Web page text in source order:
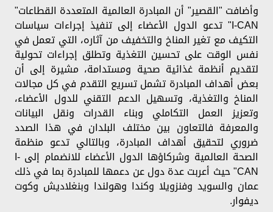
وأضافت "القصير" أن المبادرة العالمية المتعددة القطاعات"
I-CAN" تدعو الدول الأعضاء إلى تنفيذ إجراءات سياسات
التكيف مع تغير المناخ والتخفيف من آثاره، التي تعمل في
نفس الوقت على تحسين التغذية وتطلق إجراءات تحولية
لتقديم أنظمة غذائية صحية ومستدامة، مشيرة إلى أن
بعض أهداف المبادرة تشمل تسريع التقدم في كل مجالات
المناخ والتغذية، وتسهيل الدعم التقني للدول الأعضاء،
وتعزيز العمل التكاملي وبناء القدرات ونقل البيانات
والمعرفة فالتعاون بين مختلف البلدان في هذا الصدد
ضروري لتحقيق أهداف المبادرة، وبالتالي تدعو منظمة
الصحة العالمية وشركاؤها الدول الأعضاء للانضمام إلى I-
CAN" حيث أعربت عدة دول عن دعمها للمبادرة بما في ذلك
عمان والسويد وفنزويلا وكندا وهولندا وبنغلاديش وكوت
ديفوار.